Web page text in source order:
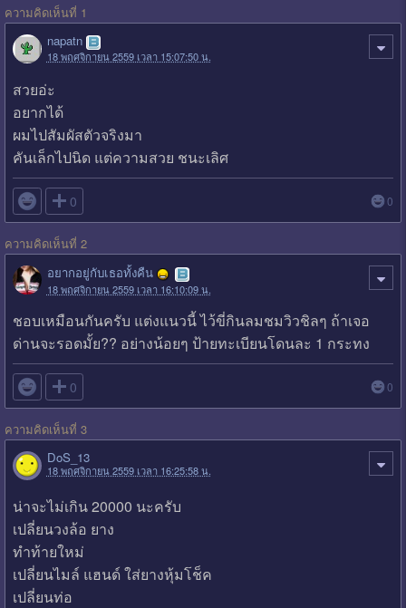
ความคิดเห็นที่ 1
napatn
18 พฤศจิกายน 2559 เวลา 15:07:50 น.
สวยอ่ะ
อยากได้
ผมไปสัมผัสตัวจริงมา
คันเล็กไปนิด แต่ความสวย ชนะเลิศ
 0 0
ความคิดเห็นที่ 2
อยากอยู่กับเธอทั้งคืน
18 พฤศจิกายน 2559 เวลา 16:10:09 น.
ชอบเหมือนกันครับ แต่งแนวนี้ ไว้ขี่กินลมชมวิวชิลๆ ถ้าเจอ
ด่านจะรอดมั้ย?? อย่างน้อยๆ ป้ายทะเบียนโดนละ 1 กระทง
 0 0
ความคิดเห็นที่ 3
DoS_13
18 พฤศจิกายน 2559 เวลา 16:25:58 น.
น่าจะไม่เกิน 20000 นะครับ
เปลี่ยนวงล้อ ยาง
ทำท้ายใหม่
เปลี่ยนไมล์ แฮนด์ ใส่ยางหุ้มโช็ค
เปลี่ยนท่อ